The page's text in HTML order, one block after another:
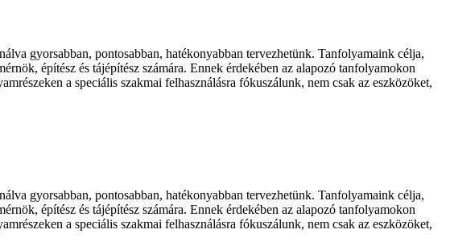
gyorsabban, pontosabban, hatékonyabban tervezhetünk. Tanfolyamaink célja,
építész és tájépítész számára. Ennek érdekében az alapozó tanfolyamokon
a speciális szakmai felhasználásra fókuszálunk, nem csak az eszközöket,
gyorsabban, pontosabban, hatékonyabban tervezhetünk. Tanfolyamaink célja,
építész és tájépítész számára. Ennek érdekében az alapozó tanfolyamokon
a speciális szakmai felhasználásra fókuszálunk, nem csak az eszközöket,